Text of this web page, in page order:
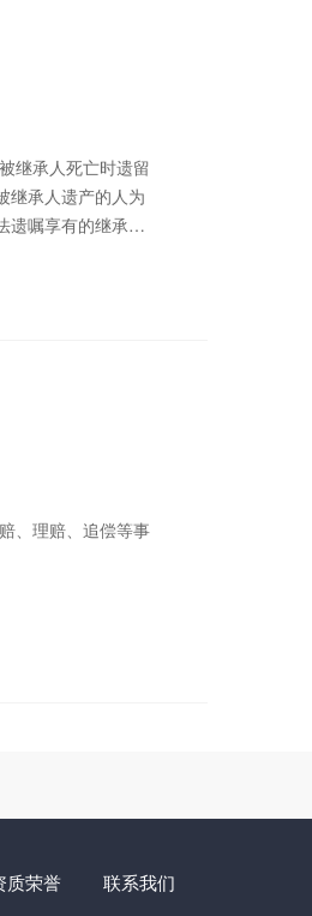
继承人遗产的人为
遗嘱享有的继承被
质荣誉 联系我们